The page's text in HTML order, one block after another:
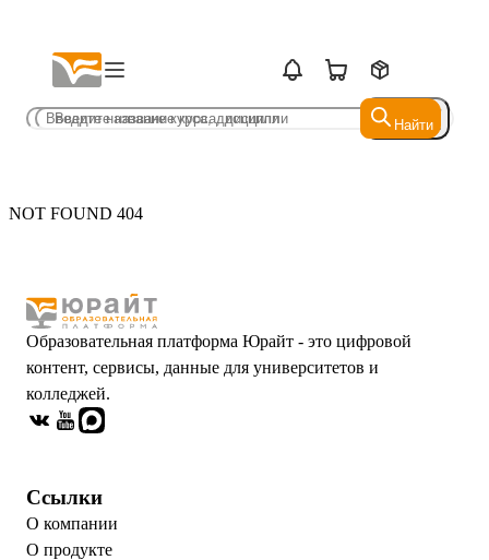
Найти
Найти
NOT FOUND 404
Образовательная платформа Юрайт - это цифровой
контент, сервисы, данные для университетов и
колледжей.
Ссылки
О компании
О продукте